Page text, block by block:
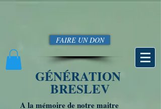
FAIRE UN DON
GÉNÉRATION
BRESLEV
A la mémoire de notre maitre